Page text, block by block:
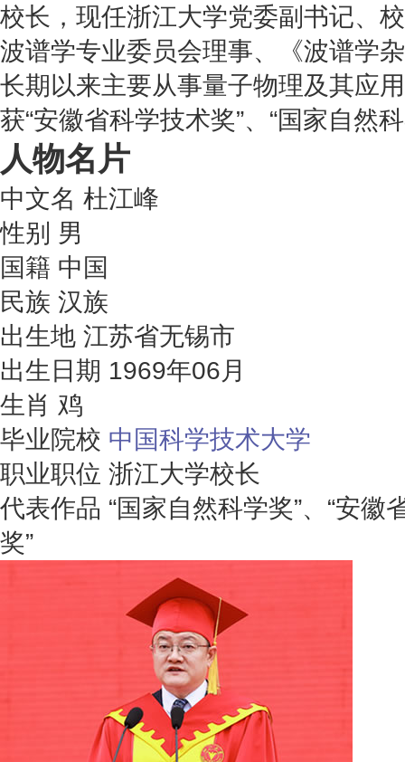
校长，现任浙江大学党委副书记、
波谱学专业委员会理事、《波谱学
长期以来主要从事量子物理及其应
获“安徽省科学技术奖”、“国家自然
人物名片
中文名 杜江峰
性别 男
国籍 中国
民族 汉族
出生地 江苏省无锡市
出生日期 1969年06月
生肖 鸡
毕业院校 中国科学技术大学
职业职位 浙江大学校长
代表作品 “国家自然科学奖”、“安
奖”